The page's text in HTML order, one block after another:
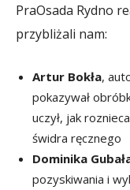
PraOsada Rydno
przybliżali nam:
Artur Bokła,
pokazywał
uczył, jak
świdra ręcznego
Dominika
pozyskiwania i